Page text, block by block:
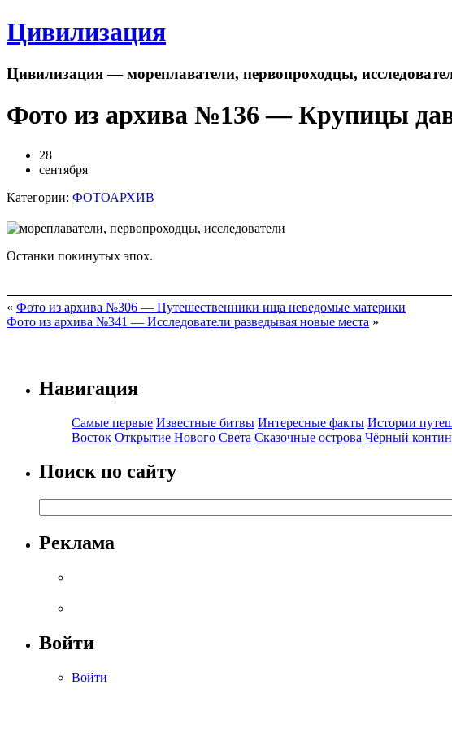
Цивилизация
Цивилизация — мореплаватели, первопроходцы,
Фото из архива №136 — Крупицы
28
сентября
Категории: ФОТОАРХИВ
Останки покинутых эпох.
« Фото из архива №306 — Путешественники ища неведомые материки
Фото из архива №341 — Исследователи разведывая новые места »
Навигация
Самые первые Известные битвы Интересные факты Истории
Восток Открытие Нового Света Сказочные острова Чёрный
Поиск по сайту
Реклама
Войти
Войти